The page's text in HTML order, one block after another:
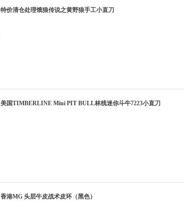
特价清仓处理饿狼传说之黄野狼手工小直刀
美国TIMBERLINE Mini PIT BULL林线迷你斗牛7223小直刀
香港MG 头层牛皮战术皮环（黑色）